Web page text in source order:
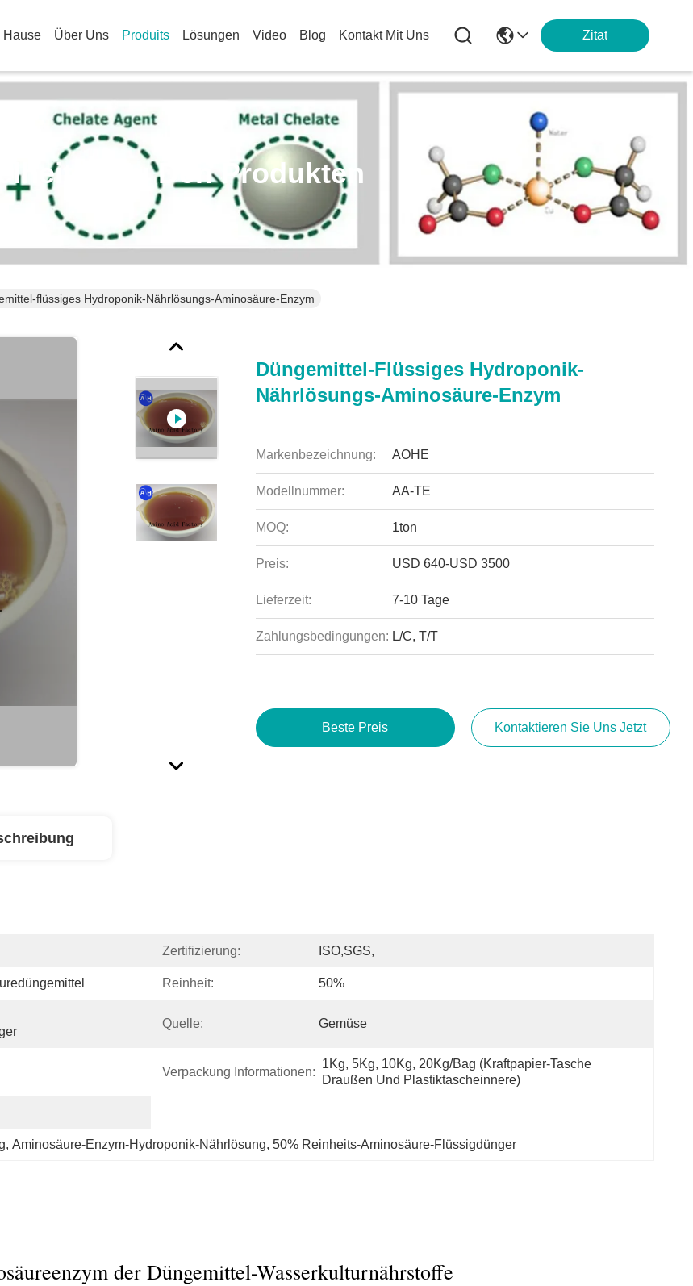
Hause Über Uns Produits Lösungen Video Blog Kontakt Mit Uns Zitat
Zu Den Produkten
flüssiges Hydroponik-Nährlösungs-Aminosäure-Enzym
Düngemittel-Flüssiges Hydroponik-
Nährlösungs-Aminosäure-Enzym
Markenbezeichnung: AOHE
Modellnummer: AA-TE
MOQ: 1ton
Preis: USD 640-USD 3500
Lieferzeit: 7-10 Tage
Zahlungsbedingungen: L/C, T/T
Beste Preis Kontaktieren Sie Uns Jetzt
Zertifizierung: ISO,SGS,
Reinheit: 50%
Quelle: Gemüse
Verpackung Informationen:
1Kg, 5Kg, 10Kg, 20Kg/Bag (Kraftpapier-Tasche
Draußen Und Plastiktascheinnere)
, Aminosäure-Enzym-Hydroponik-Nährlösung, 50% Reinheits-Aminosäure-Flüssigdünger
der Düngemittel-Wasserkulturnährstoffe